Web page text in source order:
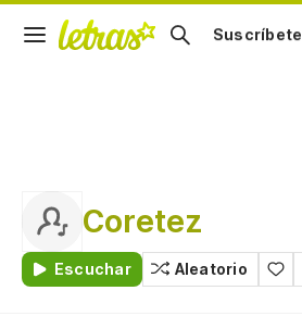
Suscríbete
Coretez
Escuchar Aleatorio